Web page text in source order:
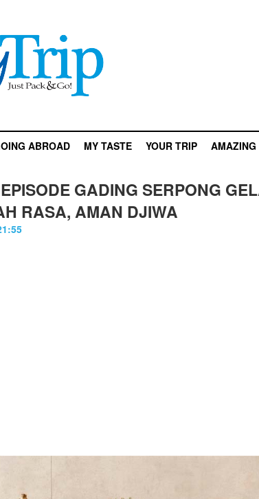
ABROAD MY TASTE YOUR TRIP AMAZING
GADING SERPONG
RASA, AMAN DJIWA